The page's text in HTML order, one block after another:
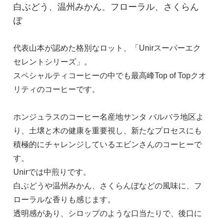
白ぶどう、温州みかん、フローラル、さくらん
ぼ
代表山本が認めた格別なロット、「Unirスーパーエク
セレントシリーズ」。
スペシャルティコーヒーの中でも最高峰Top of Topクオ
リティのコーヒーです。
ホンジュラスのコーヒー名産地サンタ バルバラ地区よ
り、土壌と木の健康を重要視し、新たなプロセスにも
積極的にチャレンジしているエビンさんのコーヒーで
す。
Unirでは中煎りです。
白ぶどうや温州みかん、さくらんぼなどの風味に、フ
ローラルな香りも感じます。
透明感があり、シロップのような口当たりで、後口に